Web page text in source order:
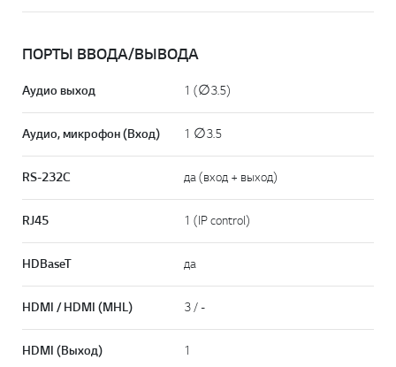
ПОРТЫ ВВОДА/ВЫВОДА
Аудио выход 1 (∅3.5)
Аудио, микрофон (Вход) 1 ∅3.5
RS-232C да (вход + выход)
RJ45 1 (IP control)
HDBaseT да
HDMI / HDMI (MHL) 3 / -
HDMI (Выход) 1